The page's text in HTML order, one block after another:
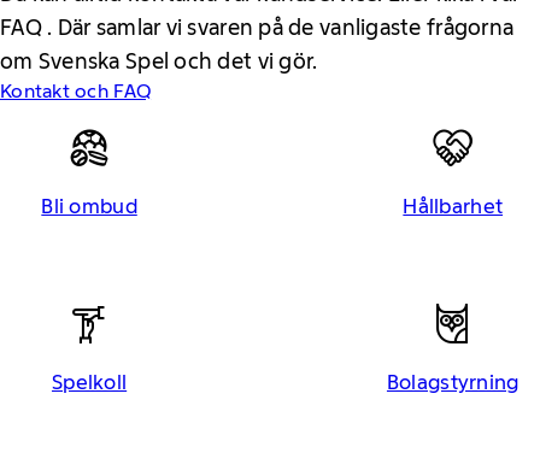
FAQ . Där samlar vi svaren på de vanligaste frågorna
om Svenska Spel och det vi gör.
Kontakt och FAQ
Bli ombud Hållbarhet
Spelkoll Bolagstyrning